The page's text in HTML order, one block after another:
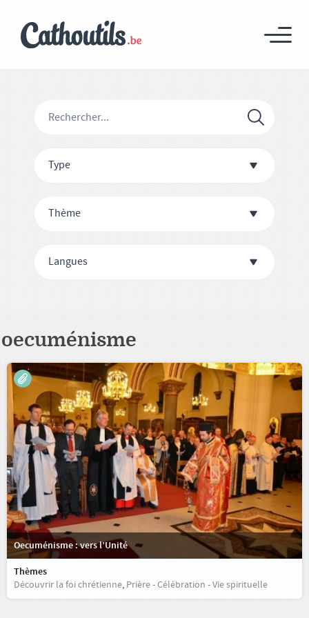
Type
Thème
Langues
oecuménisme
Oecuménisme : vers l’Unité
Thèmes
Découvrir la foi chrétienne, Prière - Célébration - Vie spirituelle